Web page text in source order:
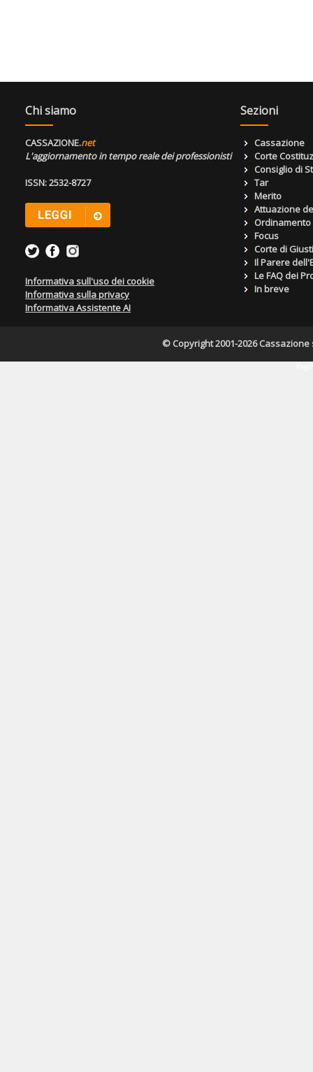
Chi siamo
CASSAZIONE.net
L'aggiornamento in tempo reale dei professionisti
ISSN: 2532-8727
Informativa sull'uso dei cookie
Informativa sulla privacy
Informativa Assistente AI
Sezioni
Cassazione
Corte
Consiglio di
Tar
Merito
Attuazione
Focus
Corte di
Il Parere
Le FAQ dei
In breve
© Copyright 2001-2026 Cassazione